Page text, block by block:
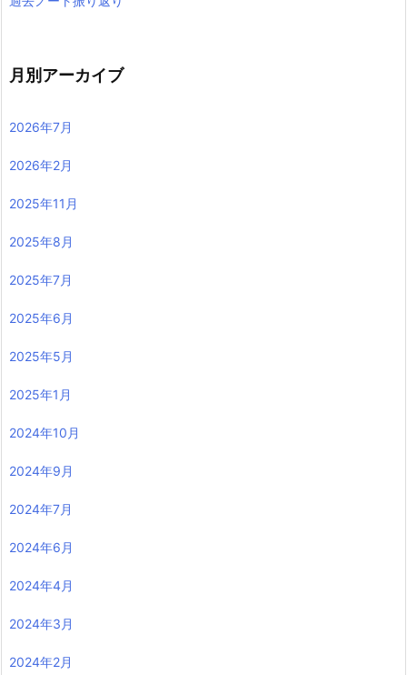
月別アーカイブ
2026年7月
2026年2月
2025年11月
2025年8月
2025年7月
2025年6月
2025年5月
2025年1月
2024年10月
2024年9月
2024年7月
2024年6月
2024年4月
2024年3月
2024年2月